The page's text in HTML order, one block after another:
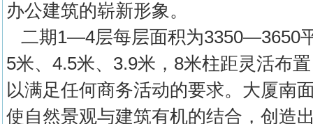
办公建筑的崭新形象。
二期1—4层每层面积为3350—3650
5米、4.5米、3.9米，8米柱距灵活布
以满足任何商务活动的要求。大厦南
使自然景观与建筑有机的结合，创造